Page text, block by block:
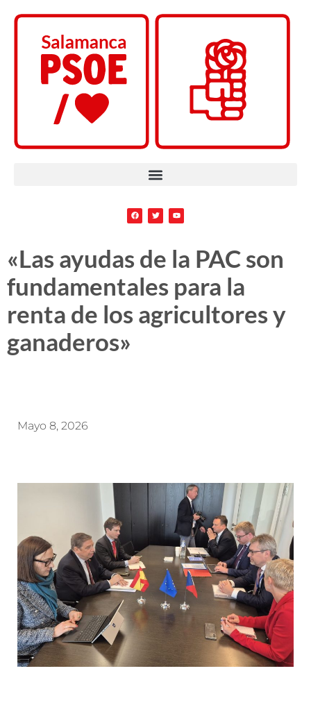
«Las ayudas de la PAC son
fundamentales para la
renta de los agricultores y
ganaderos»
Mayo 8, 2026